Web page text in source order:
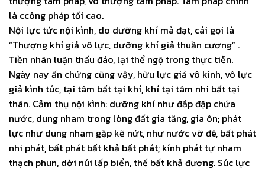
là ccông pháp tối cao.
Nội lực tức nội kình, do dưỡng khí mà đạt, cái gọi là
“Thượng khí giả vô lực, dưỡng khí giả thuần cương” .
Tiền nhân luận thấu đáo, lại thể ngộ trong thực tiễn.
Ngày nay ấn chứng cũng vậy, hữu lực giả vô kình, vô lực
giả kình túc, tại tâm bất tại khí, khí tại tâm nhi bất tại
thân. Cảm thụ nội kình: dưỡng khí như đắp đập chứa
nước, dung nham trong lòng đất gia tăng, gia ôn; phát
lực như dung nham gặp kẽ nứt, như nước vỡ đê, bất phát
nhi phát, bất phát bất khả bất phát; kính phát tự nham
thạch phun, dời núi lấp biển, thế bất khả đương. Súc lực